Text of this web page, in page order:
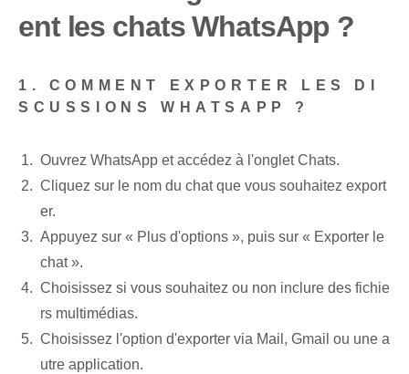
ent les chats WhatsApp ?
1. COMMENT EXPORTER LES DI
SCUSSIONS WHATSAPP ?
Ouvrez WhatsApp et accédez à l'onglet Chats.
Cliquez sur le nom du chat que vous souhaitez export
er.
Appuyez sur « Plus d'options », puis sur « Exporter le
chat ».
Choisissez si vous souhaitez ou non inclure des fichie
rs multimédias.
Choisissez l'option d'exporter via Mail, Gmail ou une a
utre application.